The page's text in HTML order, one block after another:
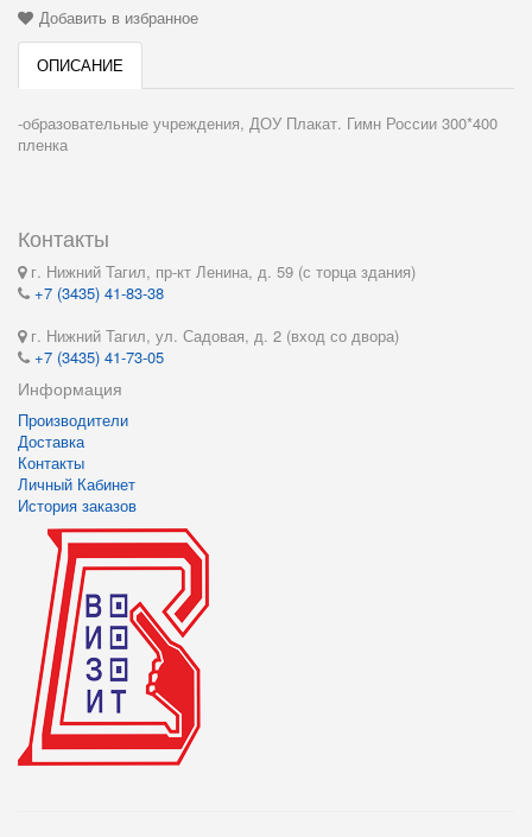
Добавить в избранное
ОПИСАНИЕ
-образовательные учреждения, ДОУ Плакат. Гимн России 300*400
пленка
Контакты
г. Нижний Тагил, пр-кт Ленина, д. 59 (с торца здания)
+7 (3435) 41-83-38
г. Нижний Тагил, ул. Садовая, д. 2 (вход со двора)
+7 (3435) 41-73-05
Информация
Производители
Доставка
Контакты
Личный Кабинет
История заказов